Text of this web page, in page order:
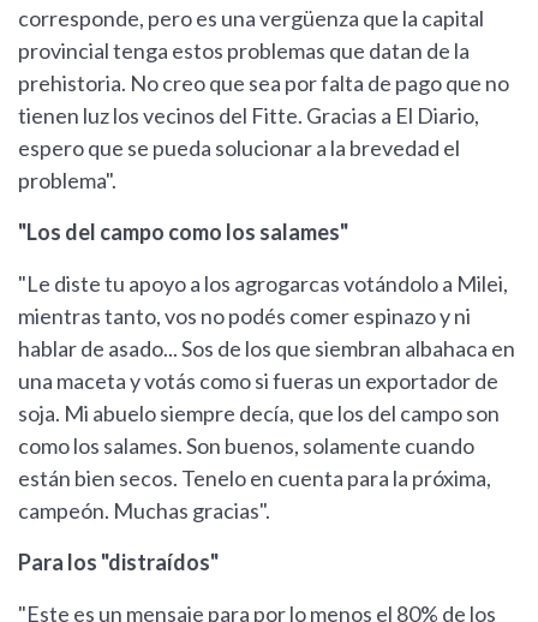
corresponde, pero es una vergüenza que la capital
provincial tenga estos problemas que datan de la
prehistoria. No creo que sea por falta de pago que no
tienen luz los vecinos del Fitte. Gracias a El Diario,
espero que se pueda solucionar a la brevedad el
problema".
"Los del campo como los salames"
"Le diste tu apoyo a los agrogarcas votándolo a Milei,
mientras tanto, vos no podés comer espinazo y ni
hablar de asado... Sos de los que siembran albahaca en
una maceta y votás como si fueras un exportador de
soja. Mi abuelo siempre decía, que los del campo son
como los salames. Son buenos, solamente cuando
están bien secos. Tenelo en cuenta para la próxima,
campeón. Muchas gracias".
Para los "distraídos"
"Este es un mensaje para por lo menos el 80% de los